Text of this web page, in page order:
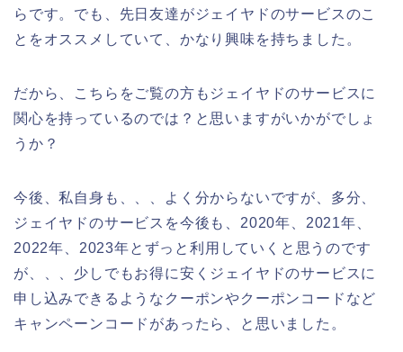
らです。でも、先日友達がジェイヤドのサービスのこ
とをオススメしていて、かなり興味を持ちました。
だから、こちらをご覧の方もジェイヤドのサービスに
関心を持っているのでは？と思いますがいかがでしょ
うか？
今後、私自身も、、、よく分からないですが、多分、
ジェイヤドのサービスを今後も、2020年、2021年、
2022年、2023年とずっと利用していくと思うのです
が、、、少しでもお得に安くジェイヤドのサービスに
申し込みできるようなクーポンやクーポンコードなど
キャンペーンコードがあったら、と思いました。